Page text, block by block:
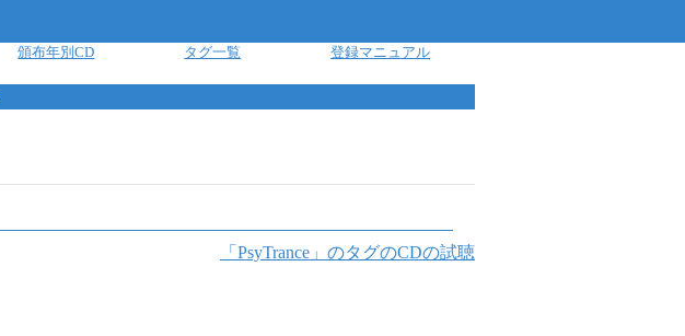
頒布年別CD タグ一覧 登録マニュアル
「 PsyTrance 」のタグのCDの試聴